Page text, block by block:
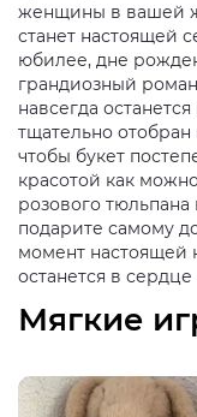
женщины в вашей
станет настоящей
юбилее, дне
грандиозный
навсегда
тщательно
чтобы букет
красотой как
розового
подарите самому
момент настоящей
останется в сердце
Мягкие